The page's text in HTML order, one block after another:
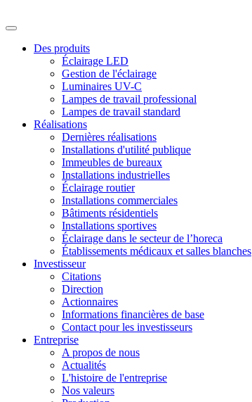
Des produits
Éclairage LED
Gestion de l'éclairage
Luminaires UV-C
Lampes de travail professional
Lampes de travail standard
Réalisations
Dernières réalisations
Installations d'utilité publique
Immeubles de bureaux
Installations industrielles
Éclairage routier
Installations commerciales
Bâtiments résidentiels
Installations sportives
Éclairage dans le secteur de l’horeca
Établissements médicaux et salles blanches
Investisseur
Citations
Direction
Actionnaires
Informations financières de base
Contact pour les investisseurs
Entreprise
A propos de nous
Actualités
L'histoire de l'entreprise
Nos valeurs